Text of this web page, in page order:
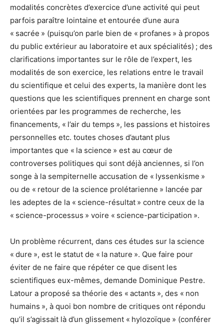
modalités concrètes d’exercice d’une activité qui peut
parfois paraître lointaine et entourée d’une aura
« sacrée » (puisqu’on parle bien de « profanes » à propos
du public extérieur au laboratoire et aux spécialités) ; des
clarifications importantes sur le rôle de l’expert, les
modalités de son exercice, les relations entre le travail
du scientifique et celui des experts, la manière dont les
questions que les scientifiques prennent en charge sont
orientées par les programmes de recherche, les
financements, « l’air du temps », les passions et histoires
personnelles etc. toutes choses d’autant plus
importantes que « la science » est au cœur de
controverses politiques qui sont déjà anciennes, si l’on
songe à la sempiternelle accusation de « lyssenkisme »
ou de « retour de la science prolétarienne » lancée par
les adeptes de la « science-résultat » contre ceux de la
« science-processus » voire « science-participation ».
Un problème récurrent, dans ces études sur la science
« dure », est le statut de « la nature ». Que faire pour
éviter de ne faire que répéter ce que disent les
scientifiques eux-mêmes, demande Dominique Pestre.
Latour a proposé sa théorie des « actants », des « non
humains », à quoi bon nombre de critiques ont répondu
qu’il s’agissait là d’un glissement « hylozoïque » (conférer